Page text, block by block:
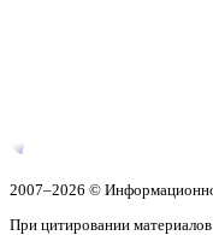
2007–2026 ©
При цитировании